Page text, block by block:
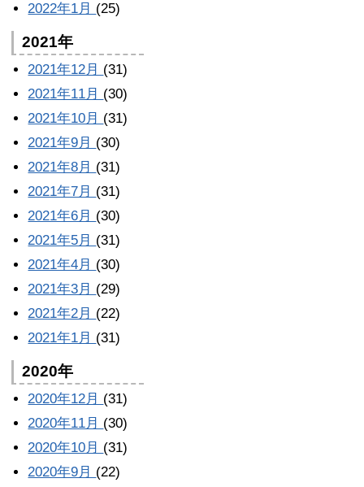
2022年1月 (25)
2021年
2021年12月 (31)
2021年11月 (30)
2021年10月 (31)
2021年9月 (30)
2021年8月 (31)
2021年7月 (31)
2021年6月 (30)
2021年5月 (31)
2021年4月 (30)
2021年3月 (29)
2021年2月 (22)
2021年1月 (31)
2020年
2020年12月 (31)
2020年11月 (30)
2020年10月 (31)
2020年9月 (22)